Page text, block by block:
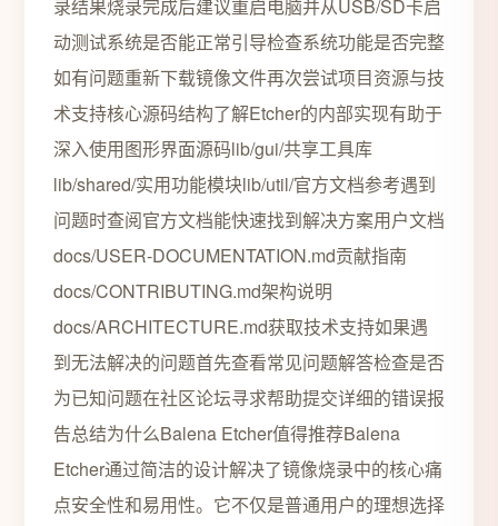
录结果烧录完成后建议重启电脑并从USB/SD卡启
动测试系统是否能正常引导检查系统功能是否完整
如有问题重新下载镜像文件再次尝试项目资源与技
术支持核心源码结构了解Etcher的内部实现有助于
深入使用图形界面源码lib/gui/共享工具库
lib/shared/实用功能模块lib/util/官方文档参考遇到
问题时查阅官方文档能快速找到解决方案用户文档
docs/USER-DOCUMENTATION.md贡献指南
docs/CONTRIBUTING.md架构说明
docs/ARCHITECTURE.md获取技术支持如果遇
到无法解决的问题首先查看常见问题解答检查是否
为已知问题在社区论坛寻求帮助提交详细的错误报
告总结为什么Balena Etcher值得推荐Balena
Etcher通过简洁的设计解决了镜像烧录中的核心痛
点安全性和易用性。它不仅是普通用户的理想选择